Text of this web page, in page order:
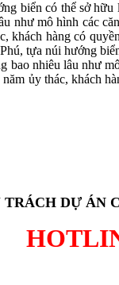
biển có thể sở
như mô hình các
hàng có
tựa núi hướng
bao nhiêu lâu như
ủy thác, khách
TRÁCH DỰ ÁN